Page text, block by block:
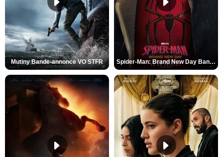
Mutiny Bande-annonce VO STFR Spider-Man: Brand New Day Bande-annonce VO STFR